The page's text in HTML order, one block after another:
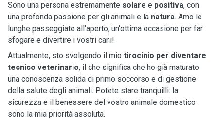
Sono una persona estremamente solare e positiva, con
una profonda passione per gli animali e la natura. Amo le
lunghe passeggiate all'aperto, un'ottima occasione per far
sfogare e divertire i vostri cani!
Attualmente, sto svolgendo il mio tirocinio per diventare
tecnico veterinario, il che significa che ho già maturato
una conoscenza solida di primo soccorso e di gestione
della salute degli animali. Potete stare tranquilli: la
sicurezza e il benessere del vostro animale domestico
sono la mia priorità assoluta.